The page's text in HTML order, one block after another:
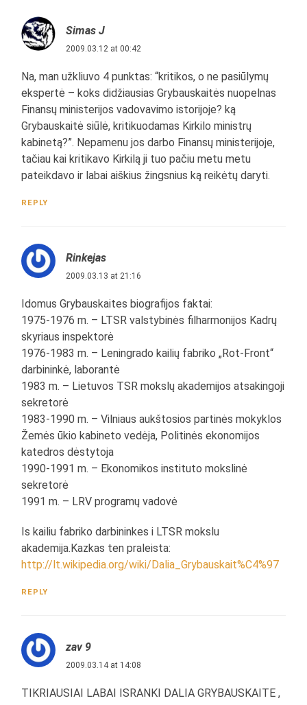
Simas J
2009.03.12 at 00:42
Na, man užkliuvo 4 punktas: “kritikos, o ne pasiūlymų
ekspertė – koks didžiausias Grybauskaitės nuopelnas
Finansų ministerijos vadovavimo istorijoje? ką
Grybauskaitė siūlė, kritikuodamas Kirkilo ministrų
kabinetą?”. Nepamenu jos darbo Finansų ministerijoje,
tačiau kai kritikavo Kirkilą ji tuo pačiu metu metu
pateikdavo ir labai aiškius žingsnius ką reikėtų daryti.
REPLY
Rinkejas
2009.03.13 at 21:16
Idomus Grybauskaites biografijos faktai:
1975-1976 m. – LTSR valstybinės filharmonijos Kadrų
skyriaus inspektorė
1976-1983 m. – Leningrado kailių fabriko „Rot-Front“
darbininkė, laborantė
1983 m. – Lietuvos TSR mokslų akademijos atsakingoji
sekretorė
1983-1990 m. – Vilniaus aukštosios partinės mokyklos
Žemės ūkio kabineto vedėja, Politinės ekonomijos
katedros dėstytoja
1990-1991 m. – Ekonomikos instituto mokslinė
sekretorė
1991 m. – LRV programų vadovė
Is kailiu fabriko darbininkes i LTSR mokslu
akademija.Kazkas ten praleista:
http://lt.wikipedia.org/wiki/Dalia_Grybauskait%C4%97
REPLY
zav 9
2009.03.14 at 14:08
TIKRIAUSIAI LABAI ISRANKI DALIA GRYBAUSKAITE ,